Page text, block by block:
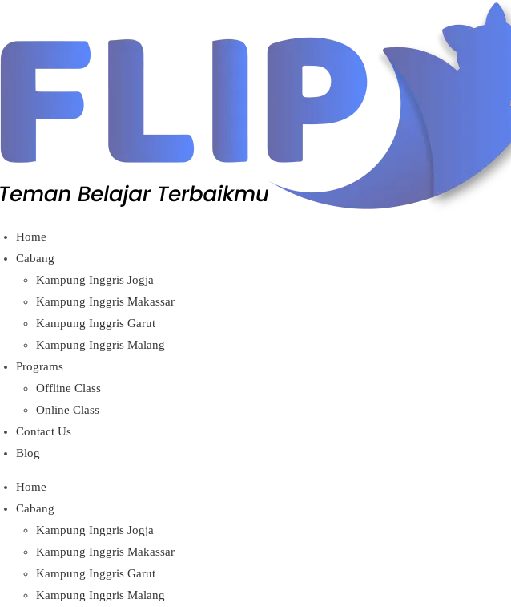
konten
Home
Cabang
Kampung Inggris Jogja
Kampung Inggris Makassar
Kampung Inggris Garut
Kampung Inggris Malang
Programs
Offline Class
Online Class
Contact Us
Blog
Home
Cabang
Kampung Inggris Jogja
Kampung Inggris Makassar
Kampung Inggris Garut
Kampung Inggris Malang